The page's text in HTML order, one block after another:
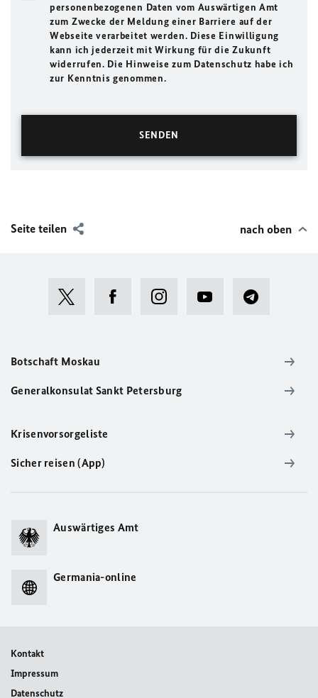
personenbezogenen Daten vom Auswärtigen Amt
zum Zwecke der Meldung einer Barriere auf der
Webseite verarbeitet werden. Diese Einwilligung
kann ich jederzeit mit Wirkung für die Zukunft
widerrufen. Die Hinweise zum Datenschutz habe ich
zur Kenntnis genommen.
Seite teilen nach oben
Botschaft Moskau
Generalkonsulat Sankt Petersburg
Krisenvorsorgeliste
Sicher reisen (App)
Auswärtiges Amt
Germania-online
Kontakt
Impressum
Datenschutz